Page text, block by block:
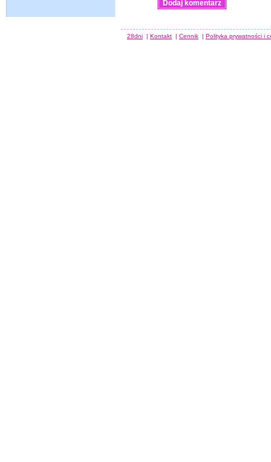
28dni | Kontakt | Cennik | Polityka prywatności i